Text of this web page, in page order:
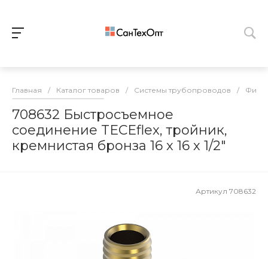
Главная / Каталог товаров / Системы трубопроводов /
708632 Быстросъемное
соединение TECEflex, тройник,
кремнистая бронза 16 х 16 х 1/2"
Артикул 708632